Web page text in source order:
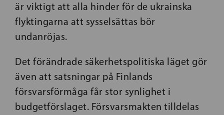
är viktigt att alla hinder för de ukrainska
flyktingarna att sysselsättas bör
undanröjas.
Det förändrade säkerhetspolitiska läget gör
även att satsningar på Finlands
försvarsförmåga får stor synlighet i
budgetförslaget. Försvarsmakten tilldelas